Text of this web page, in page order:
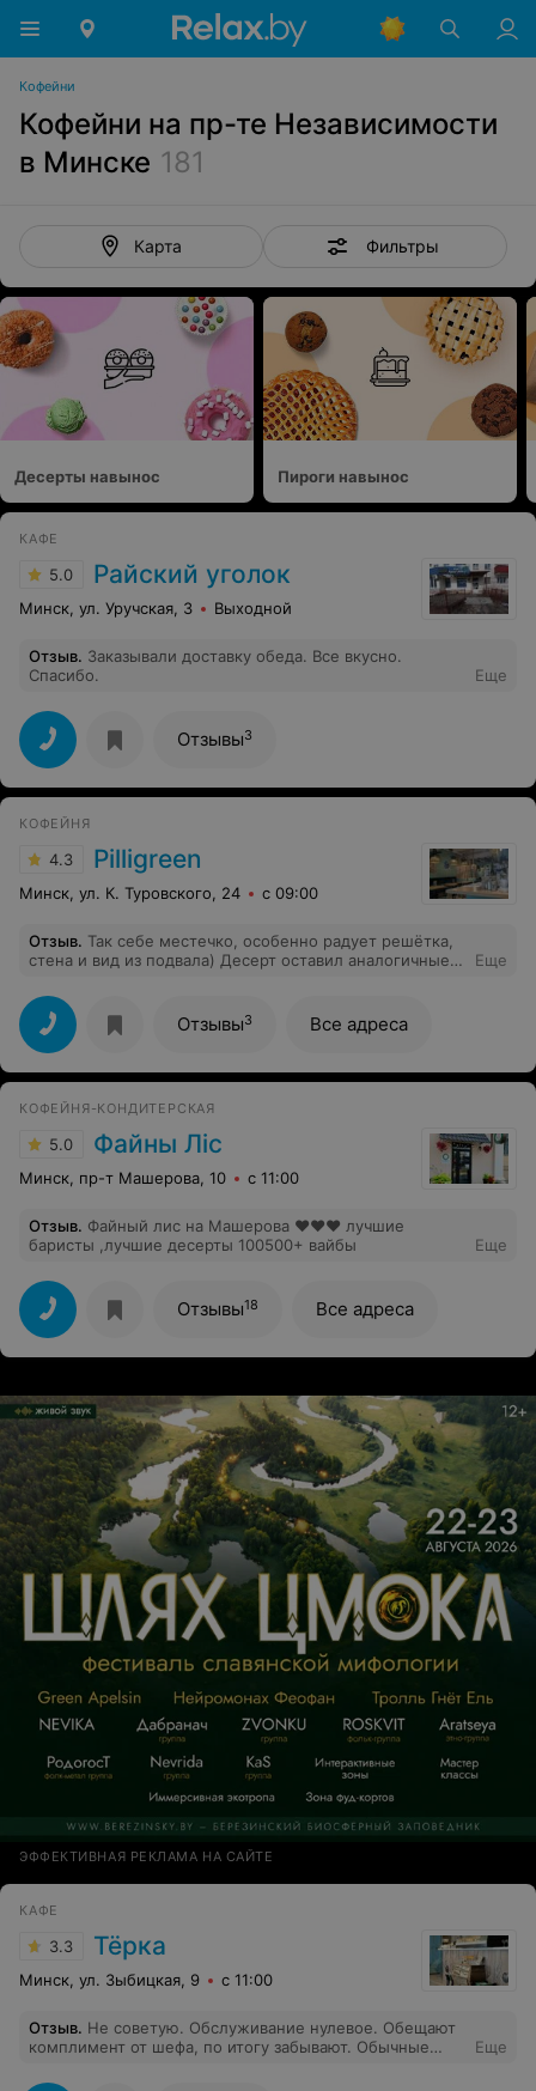
Кофейни
Кофейни на пр-те Независимости
в Минске 181
Карта Фильтры
Десерты навынос Пироги навынос
КАФЕ
5.0 Райский уголок
Минск, ул. Уручская, 3 Выходной
Отзыв. Заказывали доставку обеда. Все вкусно.
Спасибо.
Еще
Отзывы3
КОФЕЙНЯ
4.3 Pilligreen
Минск, ул. К. Туровского, 24 с 09:00
Отзыв. Так себе местечко, особенно радует решётка,
стена и вид из подвала) Десерт оставил аналогичные
Еще
Отзывы3 Все адреса
КОФЕЙНЯ-КОНДИТЕРСКАЯ
5.0 Файны Лic
Минск, пр-т Машерова, 10 с 11:00
Отзыв. Файный лис на Машерова ❤️❤️❤️ лучшие
баристы ,лучшие десерты 100500+ вайбы
Еще
Отзывы18 Все адреса
ЭФФЕКТИВНАЯ РЕКЛАМА НА САЙТЕ
КАФЕ
3.3 Тёрка
Минск, ул. Зыбицкая, 9 с 11:00
Отзыв. Не советую. Обслуживание нулевое. Обещают
комплимент от шефа, по итогу забывают. Обычные
за 15 р - при их обслуживании - это перебор. Когда я
Еще